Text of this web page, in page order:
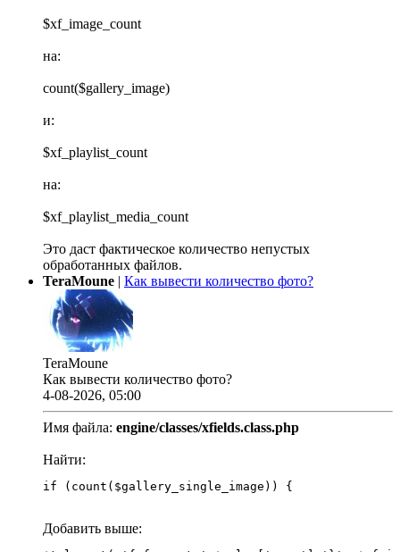
$xf_image_count
на:
count($gallery_image)
и:
$xf_playlist_count
на:
$xf_playlist_media_count
Это даст фактическое количество непустых
обработанных файлов.
TeraMoune | Как вывести количество фото?
TeraMoune
Как вывести количество фото?
4-08-2026, 05:00
Имя файла: engine/classes/xfields.class.php
Найти:
if (count($gallery_single_image)) {
Добавить выше: